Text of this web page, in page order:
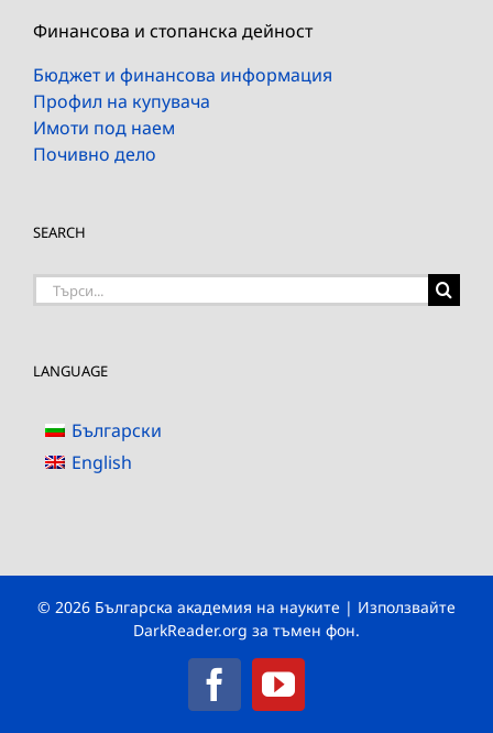
Финансова и стопанска дейност
Бюджет и финансова информация
Профил на купувача
Имоти под наем
Почивно дело
SEARCH
Търсене
LANGUAGE
Български
English
© 2026 Българска академия на науките | Използвайте
DarkReader.org за тъмен фон.
FacebookYouTube